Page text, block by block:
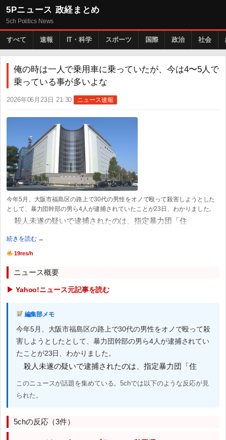
5Pニュース 政経まとめ
5ch Politics News
すべて 速報 IT・科学 スポーツ 国際 政治 社会
俺の時は一人で乗用車に乗っていたが、今は4〜5人で
乗っている事が多いよな
2026年06月23日 21:30 ニュース速報
今年5月、大阪市福島区の路上で30代の男性をオノで殴って殺害しようとした
として、暴力団幹部の男ら4人が逮捕されていたことが23日、わかりました。
殺人未遂の疑いで逮捕されたのは、指定暴力団「住
続きを読む →
19res/h
ニュース概要
▶ Yahoo!ニュース元記事を読む
編集部メモ
今年5月、大阪市福島区の路上で30代の男性をオノで殴って殺
害しようとしたとして、暴力団幹部の男ら4人が逮捕されてい
たことが23日、わかりました。
殺人未遂の疑いで逮捕されたのは、指定暴力団「住
このニュースが話題を集めている。5chでは以下のような反応が見
られた。
5chの反応（3件）